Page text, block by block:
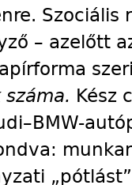
– azelőtt
Kész